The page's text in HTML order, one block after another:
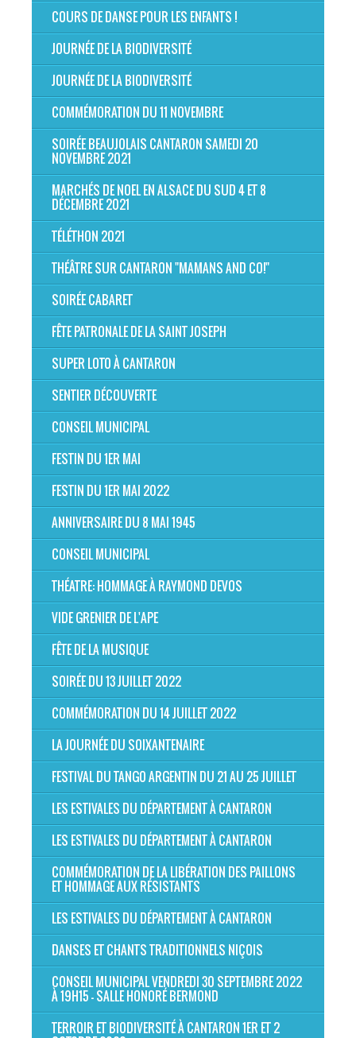
COURS DE DANSE POUR LES ENFANTS !
JOURNÉE DE LA BIODIVERSITÉ
JOURNÉE DE LA BIODIVERSITÉ
COMMÉMORATION DU 11 NOVEMBRE
SOIRÉE BEAUJOLAIS CANTARON SAMEDI 20
NOVEMBRE 2021
MARCHÉS DE NOEL EN ALSACE DU SUD 4 ET 8
DÉCEMBRE 2021
TÉLÉTHON 2021
THÉÂTRE SUR CANTARON "MAMANS AND CO!"
SOIRÉE CABARET
FÊTE PATRONALE DE LA SAINT JOSEPH
SUPER LOTO À CANTARON
SENTIER DÉCOUVERTE
CONSEIL MUNICIPAL
FESTIN DU 1ER MAI
FESTIN DU 1ER MAI 2022
ANNIVERSAIRE DU 8 MAI 1945
CONSEIL MUNICIPAL
THÉATRE: HOMMAGE À RAYMOND DEVOS
VIDE GRENIER DE L'APE
FÊTE DE LA MUSIQUE
SOIRÉE DU 13 JUILLET 2022
COMMÉMORATION DU 14 JUILLET 2022
LA JOURNÉE DU SOIXANTENAIRE
FESTIVAL DU TANGO ARGENTIN DU 21 AU 25 JUILLET
LES ESTIVALES DU DÉPARTEMENT À CANTARON
LES ESTIVALES DU DÉPARTEMENT À CANTARON
COMMÉMORATION DE LA LIBÉRATION DES PAILLONS
ET HOMMAGE AUX RÉSISTANTS
LES ESTIVALES DU DÉPARTEMENT À CANTARON
DANSES ET CHANTS TRADITIONNELS NIÇOIS
CONSEIL MUNICIPAL VENDREDI 30 SEPTEMBRE 2022
À 19H15 - SALLE HONORÉ BERMOND
TERROIR ET BIODIVERSITÉ À CANTARON 1ER ET 2